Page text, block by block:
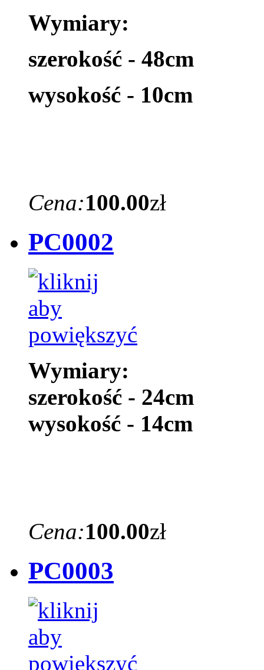
Wymiary:
szerokość - 48cm
wysokość - 10cm
Cena:100.00zł
PC0002
Wymiary:
szerokość - 24cm
wysokość - 14cm
Cena:100.00zł
PC0003